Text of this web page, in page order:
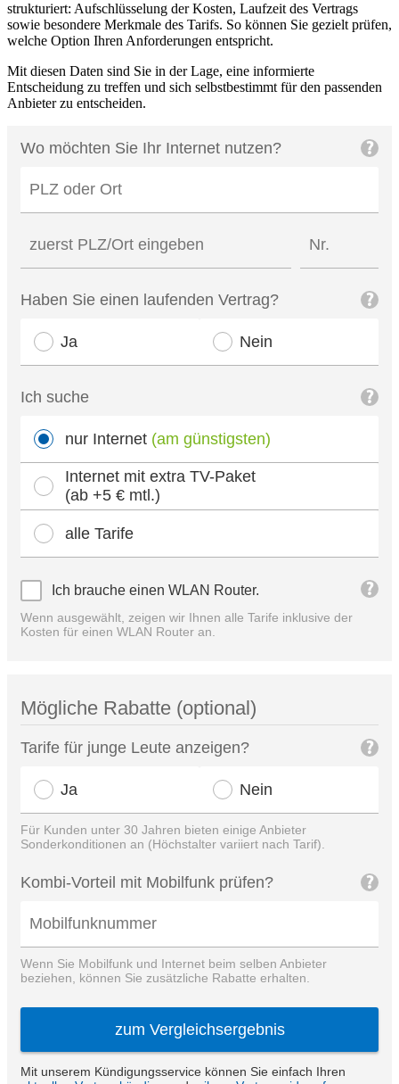
strukturiert: Aufschlüsselung der Kosten, Laufzeit des Vertrags
sowie besondere Merkmale des Tarifs. So können Sie gezielt prüfen,
welche Option Ihren Anforderungen entspricht.
Mit diesen Daten sind Sie in der Lage, eine informierte
Entscheidung zu treffen und sich selbstbestimmt für den passenden
Anbieter zu entscheiden.